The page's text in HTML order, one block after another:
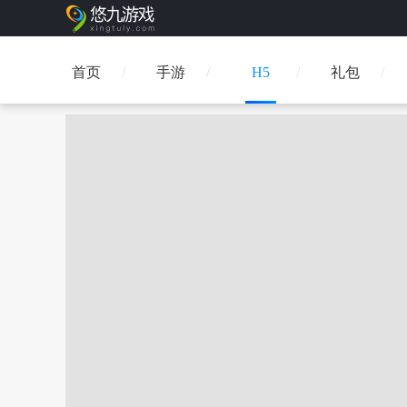
首页 手游 H5 礼包